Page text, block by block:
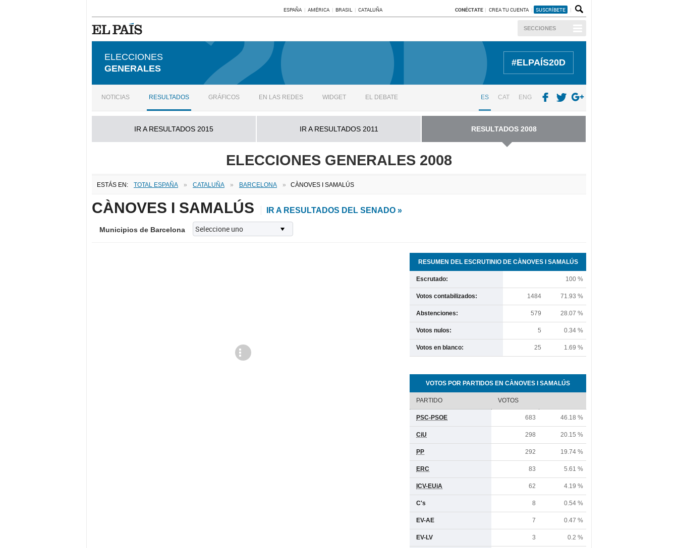
ESPAÑA AMÉRICA BRASIL CATALUÑA CONÉCTATE CREA TU CUENTA SUSCRÍBETE
SECCIONES
ELECCIONES
GENERALES
#ELPAÍS20D
NOTICIAS RESULTADOS GRÁFICOS EN LAS REDES WIDGET EL DEBATE ES CAT ENG
IR A RESULTADOS 2015 IR A RESULTADOS 2011 RESULTADOS 2008
ELECCIONES GENERALES 2008
ESTÁS EN: TOTAL ESPAÑA » CATALUÑA » BARCELONA » CÀNOVES I SAMALÚS
CÀNOVES I SAMALÚS IR A RESULTADOS DEL SENADO »
Municipios de Barcelona
RESUMEN DEL ESCRUTINIO DE CÀNOVES I SAMALÚS
Escrutado: 100 %
Votos contabilizados: 1484 71.93 %
Abstenciones: 579 28.07 %
Votos nulos: 5 0.34 %
Votos en blanco: 25 1.69 %
VOTOS POR PARTIDOS EN CÀNOVES I SAMALÚS
PARTIDO VOTOS
PSC-PSOE 683 46.18 %
CiU 298 20.15 %
PP 292 19.74 %
ERC 83 5.61 %
ICV-EUiA 62 4.19 %
C's 8 0.54 %
EV-AE 7 0.47 %
EV-LV 3 0.2 %